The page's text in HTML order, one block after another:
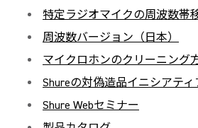
特定ラジオマイクの周波数帯
周波数バージョン（日本）
マイクロホンのクリーニング
Shureの対偽造品イニシアティ
Shure Webセミナー